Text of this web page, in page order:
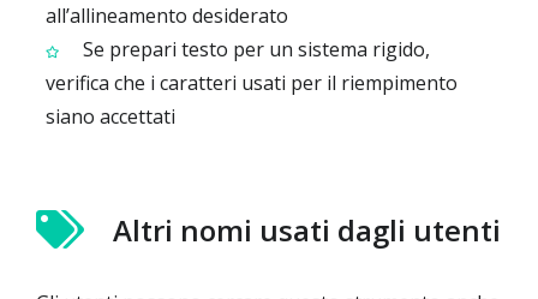
all’allineamento desiderato
Se prepari testo per un sistema rigido,
verifica che i caratteri usati per il riempimento
siano accettati
Altri nomi usati dagli utenti